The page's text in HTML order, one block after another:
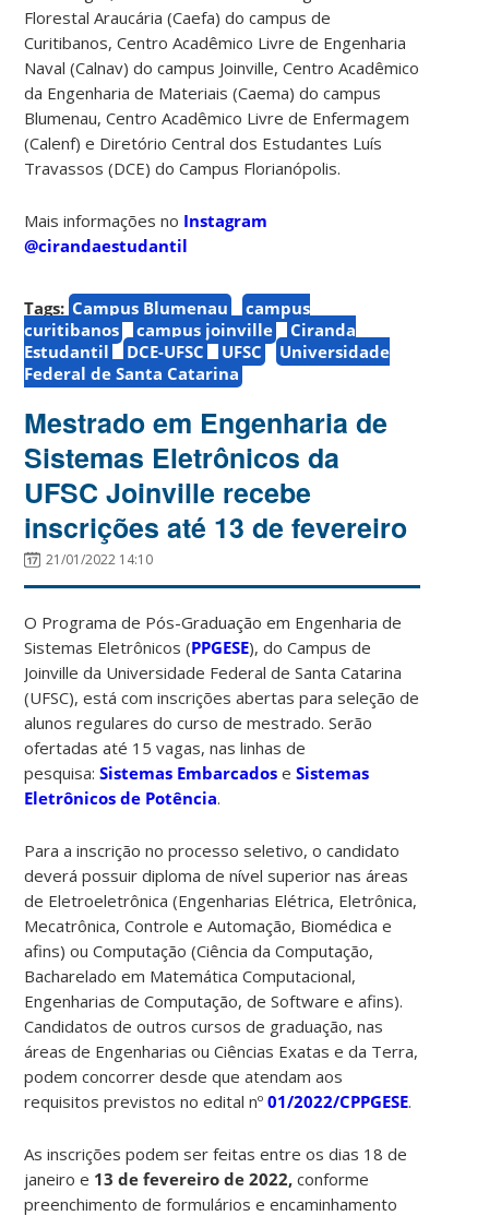
Florestal Araucária (Caefa) do campus de
Curitibanos,Centro Acadêmico Livre de Engenharia
Naval (Calnav) docampus Joinville,Centro Acadêmico
da Engenharia de Materiais (Caema) do campus
Blumenau,Centro Acadêmico Livre de Enfermagem
(Calenf) e Diretório Central dos Estudantes Luís
Travassos (DCE) doCampus Florianópolis.
Mais informações no Instagram
@cirandaestudantil
Tags: Campus Blumenau
campus
curitibanos
campus joinville
Ciranda
Estudantil
DCE-UFSC UFSC
Universidade
Federal de Santa Catarina
Mestrado em Engenharia de
Sistemas Eletrônicos da
UFSC Joinville recebe
inscrições até 13 de fevereiro
21/01/2022 14:10
O Programa de Pós-Graduação em Engenharia de
Sistemas Eletrônicos (PPGESE), do Campus de
Joinville da Universidade Federal de Santa Catarina
(UFSC), está com inscrições abertas para seleção de
alunos regulares do curso de mestrado. Serão
ofertadas até 15 vagas, nas linhas de
pesquisa:Sistemas Embarcados eSistemas
Eletrônicos de Potência.
Para a inscrição no processo seletivo, o candidato
deverá possuir diploma de nível superior nas áreas
de Eletroeletrônica (Engenharias Elétrica, Eletrônica,
Mecatrônica, Controle e Automação, Biomédica e
afins) ou Computação (Ciência da Computação,
Bacharelado em Matemática Computacional,
Engenharias de Computação, de Software e afins).
Candidatos de outros cursos de graduação, nas
áreas de Engenharias ou Ciências Exatas e da Terra,
podem concorrer desde que atendam aos
requisitos previstos no edital nº01/2022/CPPGESE.
As inscrições podem ser feitas entre os dias 18 de
janeiro e 13 de fevereiro de 2022, conforme
preenchimento de formulários e encaminhamento